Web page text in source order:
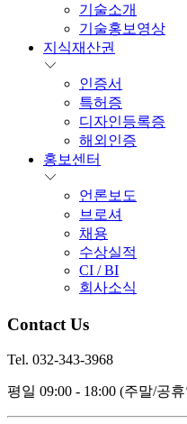
기술소개
기술홍보영상
지식재산권
인증서
특허증
디자인등록증
해외인증
홍보센터
언론보도
브로셔
채용
수상실적
CI / BI
회사소식
Contact Us
Tel. 032-343-3968
평일 09:00 - 18:00 (주말/공